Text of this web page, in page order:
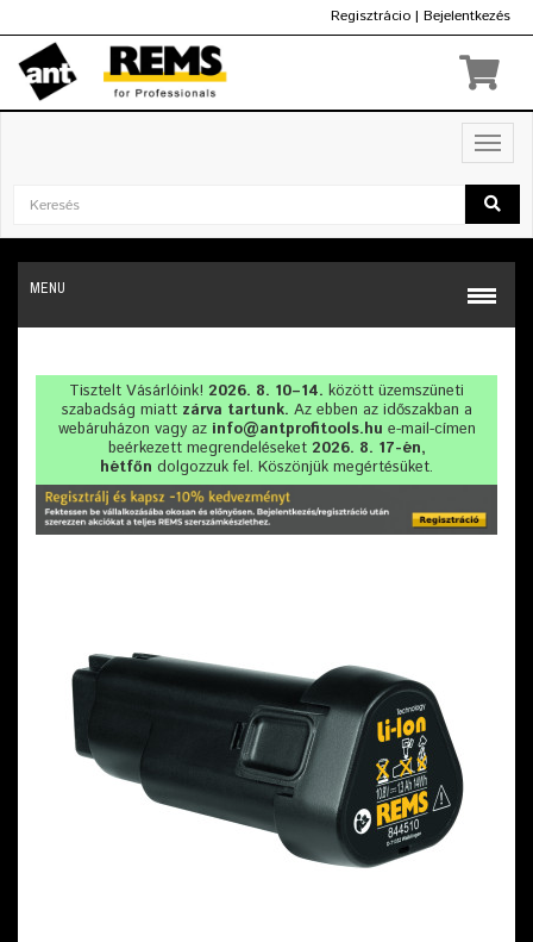
Regisztrácio | Bejelentkezés
MENU
Tisztelt Vásárlóink! 2026. 8. 10–14. között üzemszüneti
szabadság miatt zárva tartunk. Az ebben az időszakban a
webáruházon vagy az info@antprofitools.hu e-mail-címen
beérkezett megrendeléseket 2026. 8. 17-én,
hétfőn dolgozzuk fel. Köszönjük megértésüket.